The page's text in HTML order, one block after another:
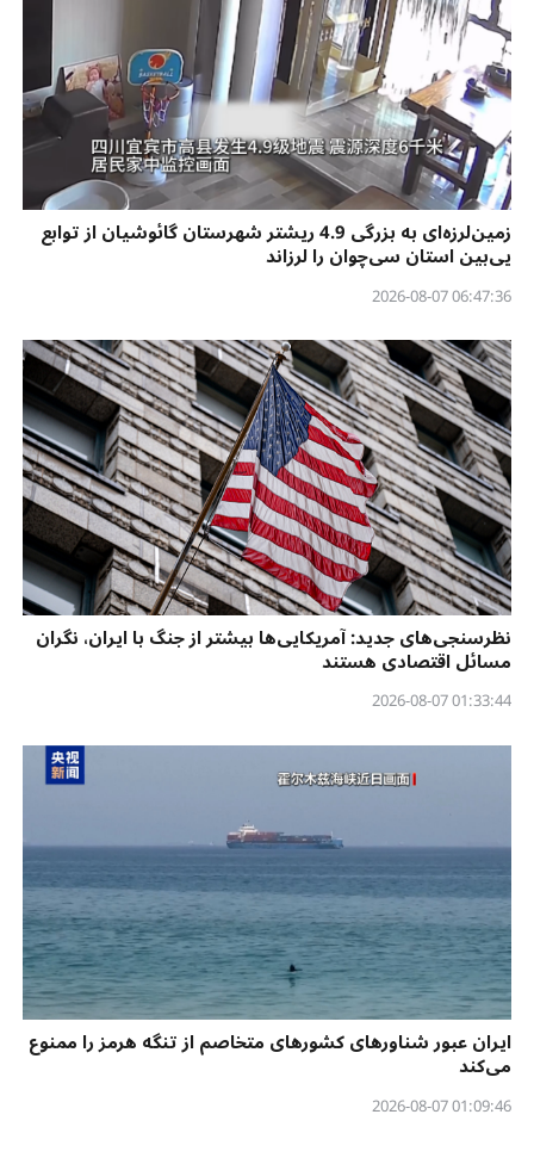
زمین‌لرزه‌ای به بزرگی 4.9 ریشتر شهرستان گائوشیان از توابع
یی‌بین استان سی‌چوان را لرزاند
06:47:36 2026-08-07
نظرسنجی‌‌های جدید: آمریکایی‌ها بیشتر از جنگ با ایران، نگران
مسائل اقتصادی هستند
01:33:44 2026-08-07
ایران عبور شناورهای کشورهای متخاصم از تنگه هرمز را ممنوع
می‌کند
01:09:46 2026-08-07